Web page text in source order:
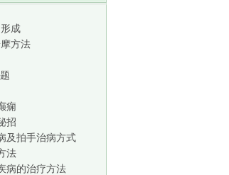
成
方法
痫
招
及拍手治病方式
法
病的治疗方法